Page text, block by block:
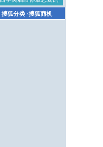
搜狐分类·搜狐商机